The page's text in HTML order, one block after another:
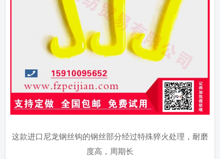
这款进口尼龙钢丝钩的钢丝部分经过特殊猝火处理，耐磨
度高，周期长